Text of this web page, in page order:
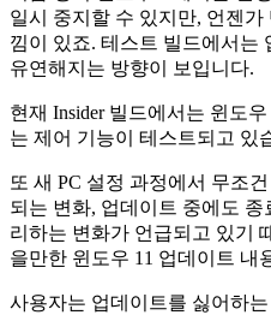
일시 중지할 수 있지만, 언젠
낌이 있죠. 테스트 빌드에서는
유연해지는 방향이 보입니다.
현재 Insider 빌드에서는 윈도
는 제어 기능이 테스트되고 있
또 새 PC 설정 과정에서 무조
되는 변화, 업데이트 중에도
리하는 변화가 언급되고 있기
을만한 윈도우 11 업데이트 내
사용자는 업데이트를 싫어하